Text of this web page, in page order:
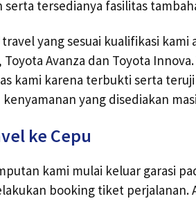
tersedianya fasilitas
yang sesuai kualifikasi kami
Toyota Avanza dan Toyota
kami karena terbukti serta
yang disediakan
ke Cepu
kami mulai keluar garasi
booking tiket perjalanan.